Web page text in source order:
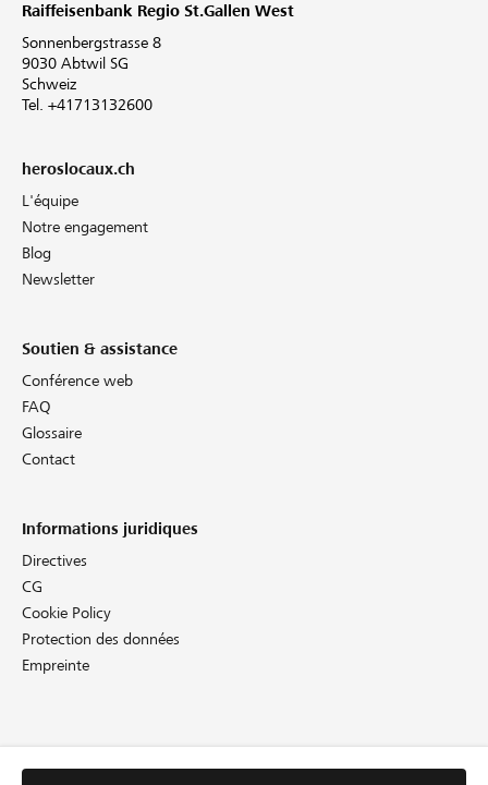
Raiffeisenbank Regio St.Gallen West
Sonnenbergstrasse 8
9030 Abtwil SG
Schweiz
Tel. +41713132600
heroslocaux.ch
L'équipe
Notre engagement
Blog
Newsletter
Soutien & assistance
Conférence web
FAQ
Glossaire
Contact
Informations juridiques
Directives
CG
Cookie Policy
Protection des données
Empreinte